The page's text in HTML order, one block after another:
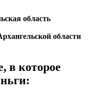
область
области
в которое